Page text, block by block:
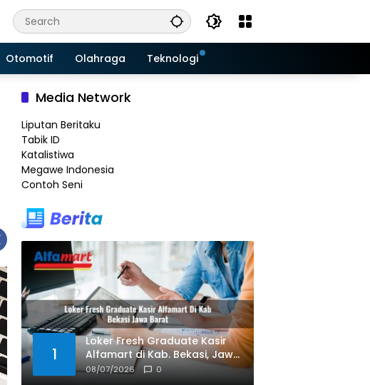
Otomotif Olahraga Teknologi
Media Network
Liputan Beritaku
Tabik ID
Katalistiwa
Megawe Indonesia
Contoh Seni
1
Loker Fresh Graduate Kasir
Alfamart di Kab. Bekasi, Jawa
Barat Tahun 2025
08/07/2026 0